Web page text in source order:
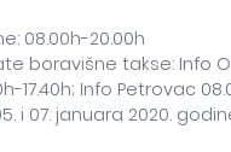
08.00h-20.00h
boravišne takse: Info
17.40h; Info Petrovac
05. i 07. januara 2020.